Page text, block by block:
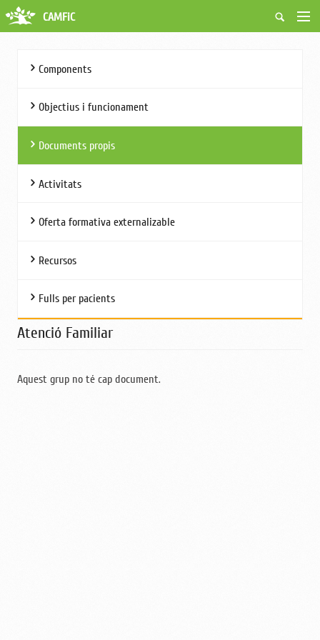
Fes-te soci
Borsa de treball
Ciutadans
Biblioteca
Grups i Vocalies
CAMFiC
Components
Objectius i funcionament
Documents propis
Activitats
Oferta formativa externalizable
Recursos
Fulls per pacients
Atenció Familiar
Aquest grup no té cap document.